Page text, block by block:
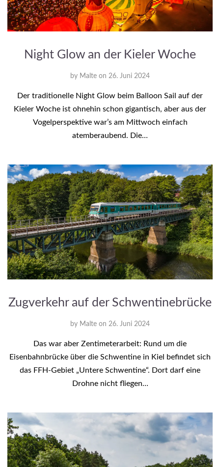
Night Glow an der Kieler Woche
by Malte on 26. Juni 2024
Der traditionelle Night Glow beim Balloon Sail auf der
Kieler Woche ist ohnehin schon gigantisch, aber aus der
Vogelperspektive war’s am Mittwoch einfach
atemberaubend. Die…
Zugverkehr auf der Schwentinebrücke
by Malte on 26. Juni 2024
Das war aber Zentimeterarbeit: Rund um die
Eisenbahnbrücke über die Schwentine in Kiel befindet sich
das FFH-Gebiet „Untere Schwentine“. Dort darf eine
Drohne nicht fliegen…